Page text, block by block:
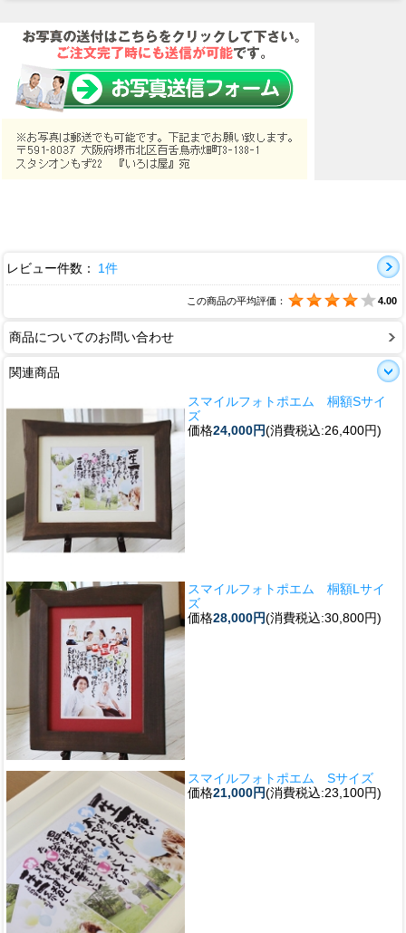
レビュー件数： 1件
この商品の平均評価： 4.00
商品についてのお問い合わせ
関連商品
スマイルフォトポエム 桐額Sサイ
ズ
価格24,000円(消費税込:26,400円)
スマイルフォトポエム 桐額Lサイ
ズ
価格28,000円(消費税込:30,800円)
スマイルフォトポエム Sサイズ
価格21,000円(消費税込:23,100円)